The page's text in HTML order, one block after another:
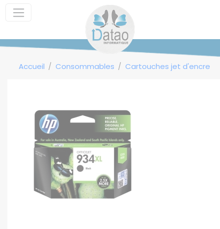
Accueil Consommables Cartouches jet d'encre
Panneau de gestion des cookies